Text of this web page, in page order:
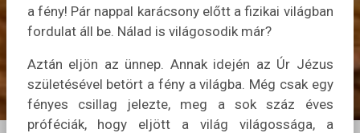
a fény! Pár nappal karácsony előtt a fizikai világban
fordulat áll be. Nálad is világosodik már?
Aztán eljön az ünnep. Annak idején az Úr Jézus
születésével betört a fény a világba. Még csak egy
fényes csillag jelezte, meg a sok száz éves
próféciák, hogy eljött a világ világossága, a